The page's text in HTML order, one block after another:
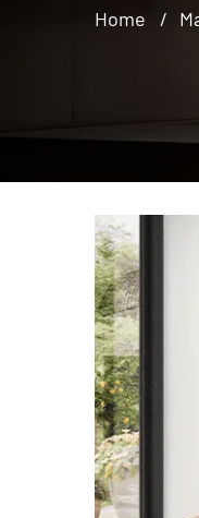
Home